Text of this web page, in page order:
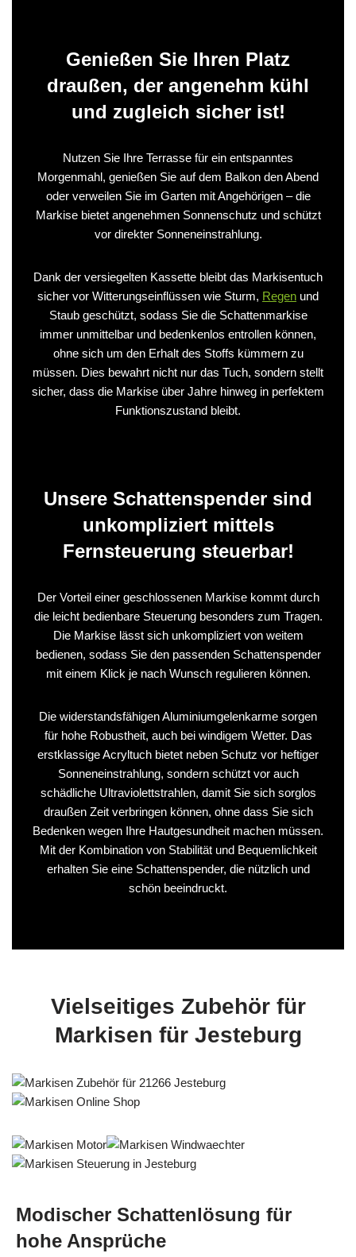
Genießen Sie Ihren Platz
draußen, der angenehm kühl
und zugleich sicher ist!
Nutzen Sie Ihre Terrasse für ein entspanntes
Morgenmahl, genießen Sie auf dem Balkon den Abend
oder verweilen Sie im Garten mit Angehörigen – die
Markise bietet angenehmen Sonnenschutz und schützt
vor direkter Sonneneinstrahlung.
Dank der versiegelten Kassette bleibt das Markisentuch
sicher vor Witterungseinflüssen wie Sturm, Regen und
Staub geschützt, sodass Sie die Schattenmarkise
immer unmittelbar und bedenkenlos entrollen können,
ohne sich um den Erhalt des Stoffs kümmern zu
müssen. Dies bewahrt nicht nur das Tuch, sondern stellt
sicher, dass die Markise über Jahre hinweg in perfektem
Funktionszustand bleibt.
Unsere Schattenspender sind
unkompliziert mittels
Fernsteuerung steuerbar!
Der Vorteil einer geschlossenen Markise kommt durch
die leicht bedienbare Steuerung besonders zum Tragen.
Die Markise lässt sich unkompliziert von weitem
bedienen, sodass Sie den passenden Schattenspender
mit einem Klick je nach Wunsch regulieren können.
Die widerstandsfähigen Aluminiumgelenkarme sorgen
für hohe Robustheit, auch bei windigem Wetter. Das
erstklassige Acryltuch bietet neben Schutz vor heftiger
Sonneneinstrahlung, sondern schützt vor auch
schädliche Ultraviolettstrahlen, damit Sie sich sorglos
draußen Zeit verbringen können, ohne dass Sie sich
Bedenken wegen Ihre Hautgesundheit machen müssen.
Mit der Kombination von Stabilität und Bequemlichkeit
erhalten Sie eine Schattenspender, die nützlich und
schön beeindruckt.
Vielseitiges Zubehör für
Markisen für Jesteburg
Modischer Schattenlösung für
hohe Ansprüche